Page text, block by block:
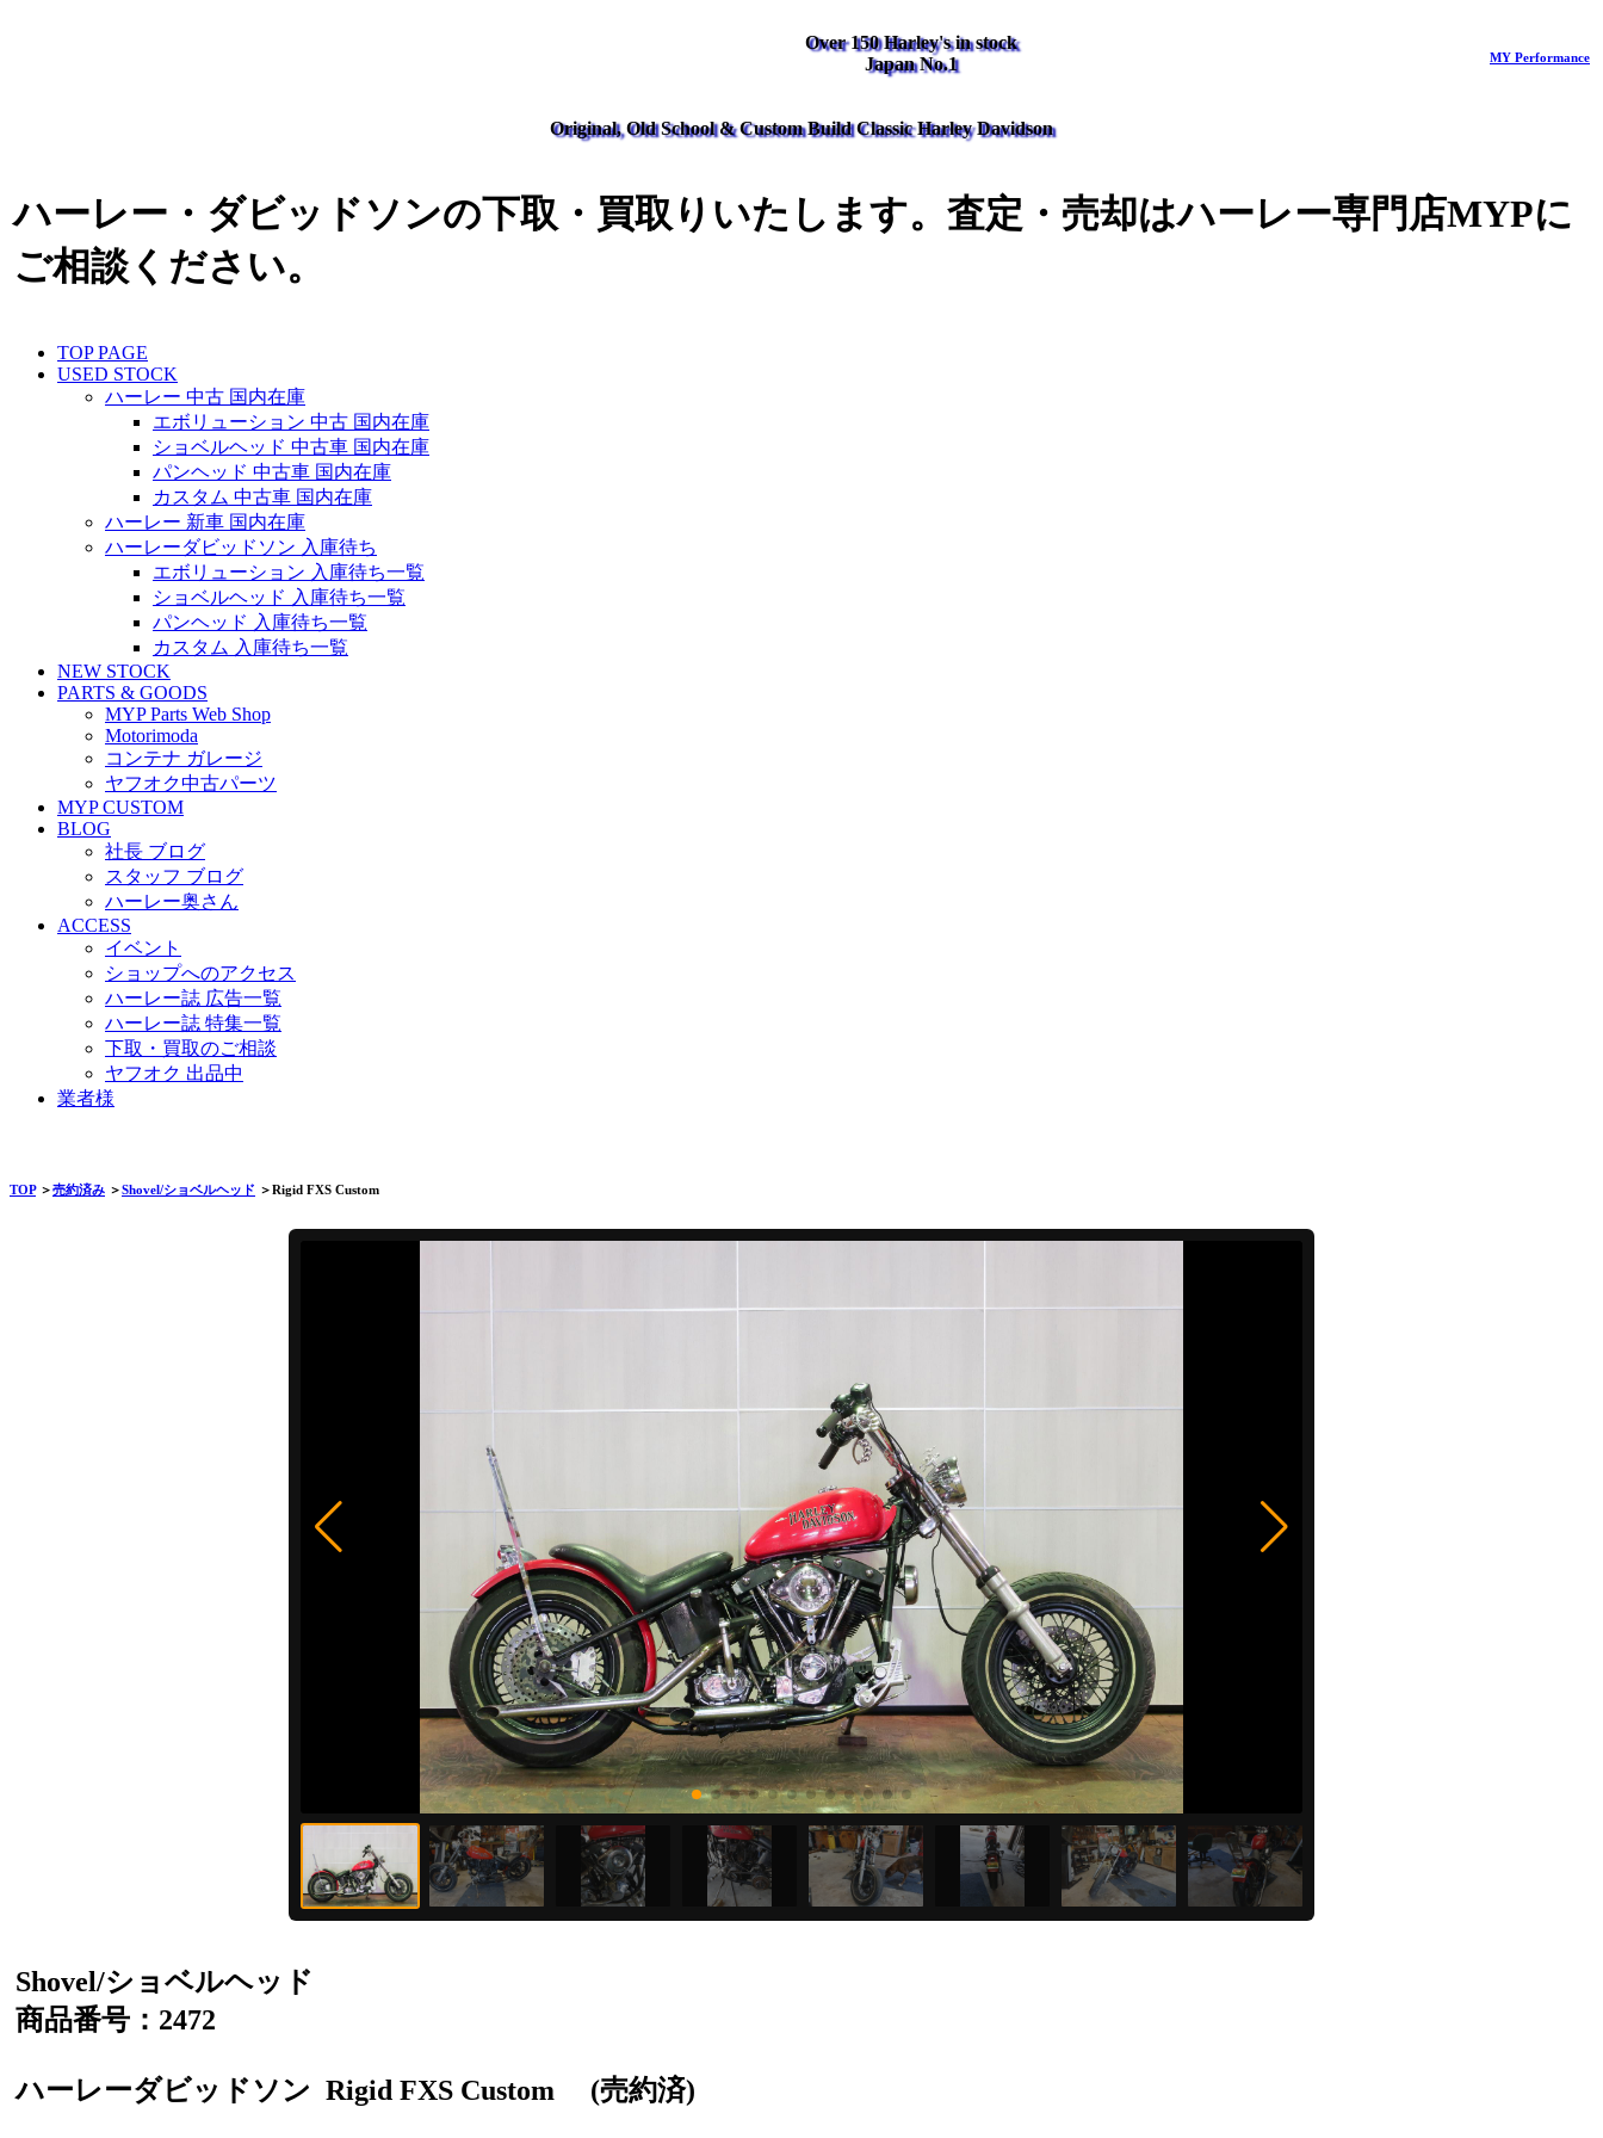
Over 150 Harley's in stock
Japan No.1
MY Performance
Original, Old School & Custom Build Classic Harley Davidson
ハーレー・ダビッドソンの下取・買取りいたします。査定・売却はハーレー専門店MYPに
ご相談ください。
TOP PAGE
USED STOCK
ハーレー 中古 国内在庫
エボリューション 中古 国内在庫
ショベルヘッド 中古車 国内在庫
パンヘッド 中古車 国内在庫
カスタム 中古車 国内在庫
ハーレー 新車 国内在庫
ハーレーダビッドソン 入庫待ち
エボリューション 入庫待ち一覧
ショベルヘッド 入庫待ち一覧
パンヘッド 入庫待ち一覧
カスタム 入庫待ち一覧
NEW STOCK
PARTS & GOODS
MYP Parts Web Shop
Motorimoda
コンテナ ガレージ
ヤフオク中古パーツ
MYP CUSTOM
BLOG
社長 ブログ
スタッフ ブログ
ハーレー奥さん
ACCESS
イベント
ショップへのアクセス
ハーレー誌 広告一覧
ハーレー誌 特集一覧
下取・買取のご相談
ヤフオク 出品中
業者様
TOP＞売約済み ＞Shovel/ショベルヘッド ＞Rigid FXS Custom
Shovel/ショベルヘッド
商品番号：2472
ハーレーダビッドソン Rigid FXS Custom (売約済)